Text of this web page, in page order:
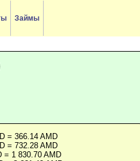
Займы
= 366.14 AMD
= 732.28 AMD
= 1 830.70 AMD